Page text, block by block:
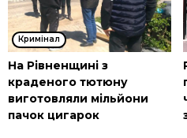
Кримінал
На Рівненщині з
краденого тютюну
виготовляли мільйони
пачок цигарок